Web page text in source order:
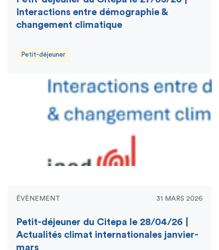
Interactions entre démographie &
changement climatique
Petit-déjeuner
ÉVÈNEMENT 31 MARS 2026
Petit-déjeuner du Citepa le 28/04/26 |
Actualités climat internationales janvier-
mars